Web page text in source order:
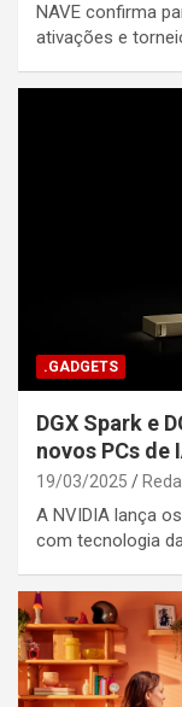
NAVE confirma
ativações e
.GADGETS
DGX Spark e
novos PCs de
19/03/2025
A NVIDIA lança
com tecnologia